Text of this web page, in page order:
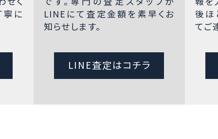
寧に
LINEにて査定金額を素早くお
知らせします。
LINE査定はコチラ
後ほ
てご